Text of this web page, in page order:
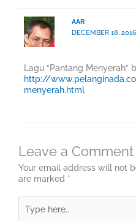
AAR
DECEMBER 18,
Lagu “Pantang Menyerah”
http://
menyerah.html
Leave a Comment
Your email address will not
are marked *
here..